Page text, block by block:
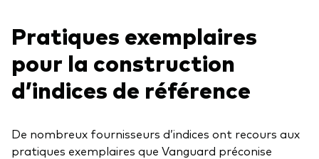
FNB indiciels
Portefeuilles modèles de Vanguard
Vue d’ensemble
Pratiques exemplaires
pour la construction
d’indices de référence
De nombreux fournisseurs d’indices ont recours aux
pratiques exemplaires que Vanguard préconise